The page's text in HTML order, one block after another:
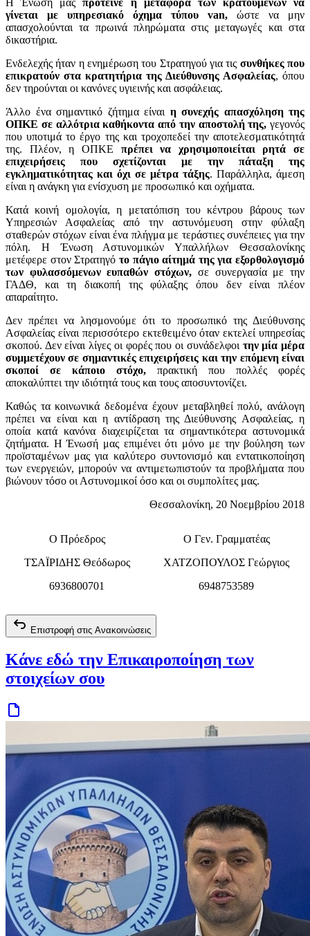
γίνεται με υπηρεσιακό όχημα τύπου van, ώστε να μην
απασχολούνται τα πρωινά πληρώματα στις μεταγωγές και στα
δικαστήρια.
Ενδελεχής ήταν η ενημέρωση του Στρατηγού για τις συνθήκες που
επικρατούν στα κρατητήρια της Διεύθυνσης Ασφαλείας, όπου
δεν τηρούνται οι κανόνες υγιεινής και ασφάλειας.
Άλλο ένα σημαντικό ζήτημα είναι η συνεχής απασχόληση της
ΟΠΚΕ σε αλλότρια καθήκοντα από την αποστολή της, γεγονός
που υποτιμά το έργο της και τροχοπεδεί την αποτελεσματικότητά
της. Πλέον, η ΟΠΚΕ πρέπει να χρησιμοποιείται ρητά σε
επιχειρήσεις που σχετίζονται με την πάταξη της
εγκληματικότητας και όχι σε μέτρα τάξης. Παράλληλα, άμεση
είναι η ανάγκη για ενίσχυση με προσωπικό και οχήματα.
Κατά κοινή ομολογία, η μετατόπιση του κέντρου βάρους των
Υπηρεσιών Ασφαλείας από την αστυνόμευση στην φύλαξη
σταθερών στόχων είναι ένα πλήγμα με τεράστιες συνέπειες για την
πόλη. Η Ένωση Αστυνομικών Υπαλλήλων Θεσσαλονίκης
μετέφερε στον Στρατηγό το πάγιο αίτημά της για εξορθολογισμό
των φυλασσόμενων ευπαθών στόχων, σε συνεργασία με την
ΓΑΔΘ, και τη διακοπή της φύλαξης όπου δεν είναι πλέον
απαραίτητο.
Δεν πρέπει να λησμονούμε ότι το προσωπικό της Διεύθυνσης
Ασφαλείας είναι περισσότερο εκτεθειμένο όταν εκτελεί υπηρεσίας
σκοπού. Δεν είναι λίγες οι φορές που οι συνάδελφοι την μία μέρα
συμμετέχουν σε σημαντικές επιχειρήσεις και την επόμενη είναι
σκοποί σε κάποιο στόχο, πρακτική που πολλές φορές
αποκαλύπτει την ιδιότητά τους και τους αποσυντονίζει.
Καθώς τα κοινωνικά δεδομένα έχουν μεταβληθεί πολύ, ανάλογη
πρέπει να είναι και η αντίδραση της Διεύθυνσης Ασφαλείας, η
οποία κατά κανόνα διαχειρίζεται τα σημαντικότερα αστυνομικά
ζητήματα. Η Ένωσή μας επιμένει ότι μόνο με την βούληση των
προϊσταμένων μας για καλύτερο συντονισμό και εντατικοποίηση
των ενεργειών, μπορούν να αντιμετωπιστούν τα προβλήματα που
βιώνουν τόσο οι Αστυνομικοί όσο και οι συμπολίτες μας.
Θεσσαλονίκη, 20 Νοεμβρίου 2018
Ο Πρόεδρος
ΤΣΑΪΡΙΔΗΣ Θεόδωρος
6936800701
Ο Γεν. Γραμματέας
ΧΑΤΖΟΠΟΥΛΟΣ Γεώργιος
6948753589
Επιστροφή στις Ανακοινώσεις
Κάνε εδώ την Επικαιροποίηση των
στοιχείων σου